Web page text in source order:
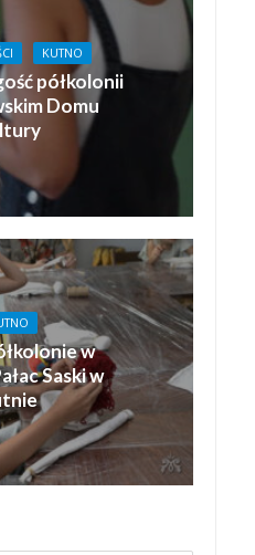
KUTNO
półkolonii
Domu
w
Saski w